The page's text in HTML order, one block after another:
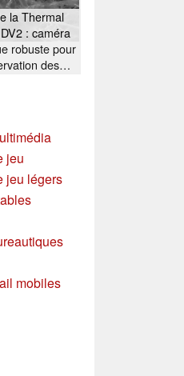
la Thermal
: caméra
robuste pour
des
jeu
jeu légers
mobiles